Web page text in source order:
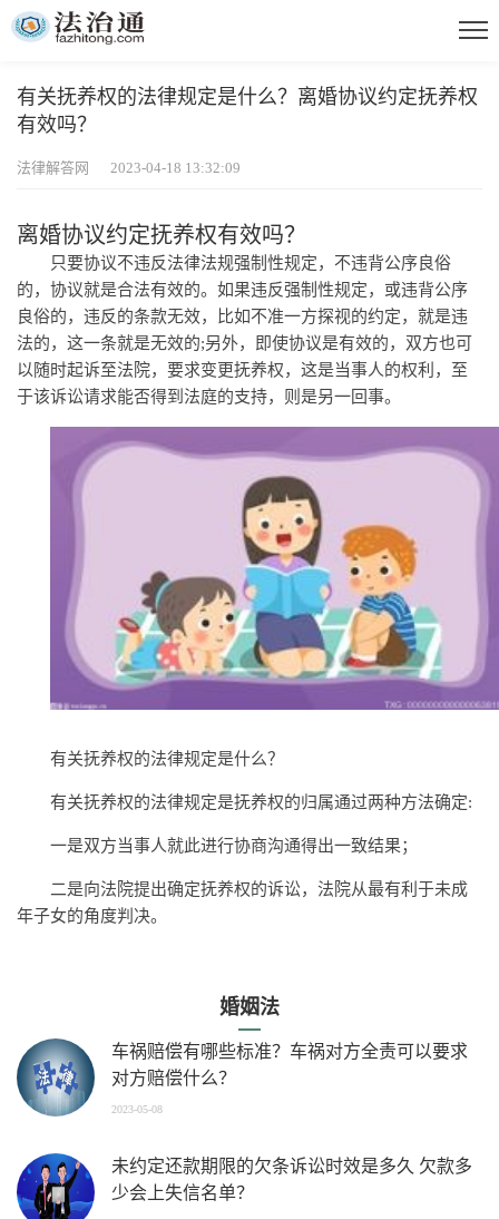
有关抚养权的法律规定是什么？离婚协议约定抚养权
有效吗？
法律解答网 2023-04-18 13:32:09
离婚协议约定抚养权有效吗？
只要协议不违反法律法规强制性规定，不违背公序良俗
的，协议就是合法有效的。如果违反强制性规定，或违背公序
良俗的，违反的条款无效，比如不准一方探视的约定，就是违
法的，这一条就是无效的;另外，即使协议是有效的，双方也可
以随时起诉至法院，要求变更抚养权，这是当事人的权利，至
于该诉讼请求能否得到法庭的支持，则是另一回事。
有关抚养权的法律规定是什么？
有关抚养权的法律规定是抚养权的归属通过两种方法确定:
一是双方当事人就此进行协商沟通得出一致结果；
二是向法院提出确定抚养权的诉讼，法院从最有利于未成
年子女的角度判决。
婚姻法
车祸赔偿有哪些标准？车祸对方全责可以要求
对方赔偿什么？
2023-05-08
未约定还款期限的欠条诉讼时效是多久 欠款多
少会上失信名单？